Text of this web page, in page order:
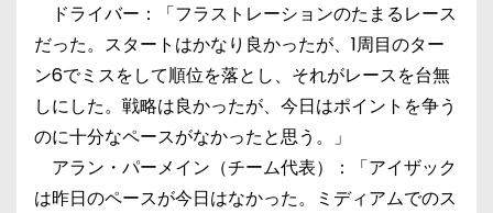
ドライバー：「フラストレーションのたまるレース
だった。スタートはかなり良かったが、1周目のター
ン6でミスをして順位を落とし、それがレースを台無
しにした。戦略は良かったが、今日はポイントを争う
のに十分なペースがなかったと思う。」
アラン・パーメイン（チーム代表）：「アイザック
は昨日のペースが今日はなかった。ミディアムでのス